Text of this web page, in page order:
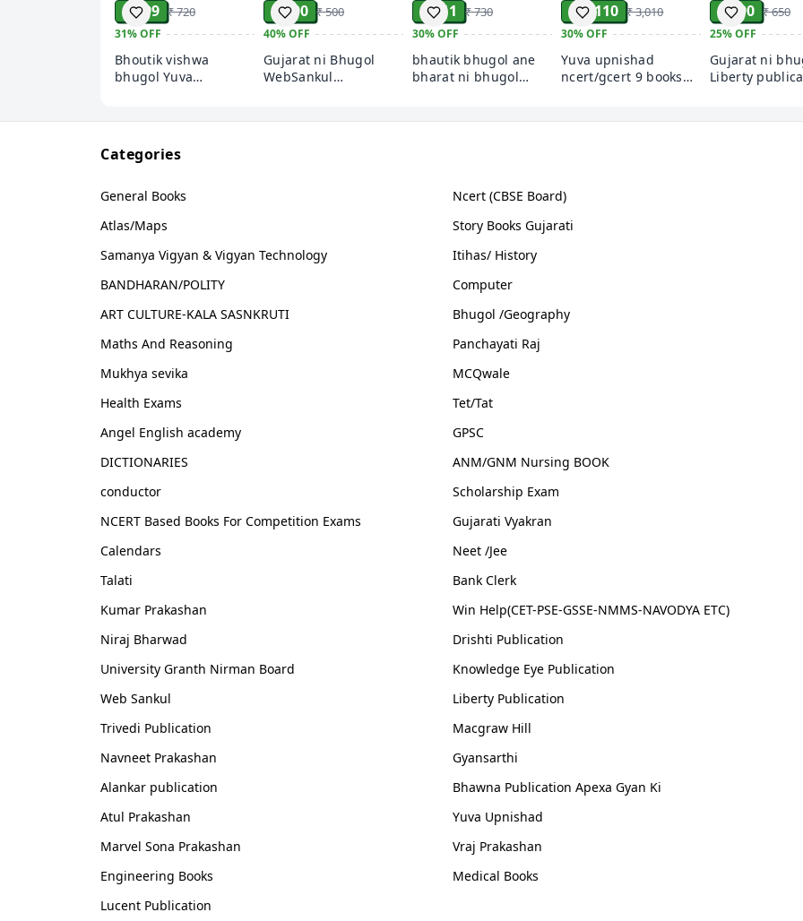
₹ 499 ₹ 720
31%OFF
Bhoutik vishwa
bhugol Yuva
₹ 300 ₹ 500
40%OFF
Gujarat ni Bhugol
WebSankul
₹ 511 ₹ 730
30%OFF
bhautik bhugol ane
bharat ni bhugol
₹ 2,110 ₹ 3,010
30%OFF
Yuva upnishad
ncert/gcert 9 books
Varso + Paryavaran +
&amp; Arthtantra
₹ 490 ₹ 650
25%OFF
Gujarat ni
Liberty
Categories
General Books Ncert (CBSE Board)
Atlas/Maps
Story Books Gujarati
Samanya Vigyan & Vigyan Technology
Itihas/ History
BANDHARAN/POLITY
Computer
ART CULTURE-KALA SASNKRUTI
Bhugol /Geography
Maths And Reasoning
Panchayati Raj
Mukhya sevika
MCQwale
Health Exams
Tet/Tat
Angel English academy
GPSC
DICTIONARIES
ANM/GNM Nursing BOOK
conductor
Scholarship Exam
NCERT Based Books For Competition Exams
Gujarati Vyakran
Calendars
Neet /Jee
Talati
Bank Clerk
Kumar Prakashan
Win Help(CET-PSE-GSSE-NMMS-NAVODYA ETC)
Niraj Bharwad
Drishti Publication
University Granth Nirman Board
Knowledge Eye Publication
Web Sankul
Liberty Publication
Trivedi Publication
Macgraw Hill
Navneet Prakashan
Gyansarthi
Alankar publication
Bhawna Publication Apexa Gyan Ki
Atul Prakashan
Yuva Upnishad
Marvel Sona Prakashan
Vraj Prakashan
Engineering Books
Medical Books
Lucent Publication